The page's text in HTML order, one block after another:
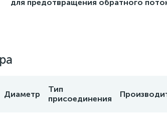
для предотвращения обратного
Диаметр
Тип
присоединения